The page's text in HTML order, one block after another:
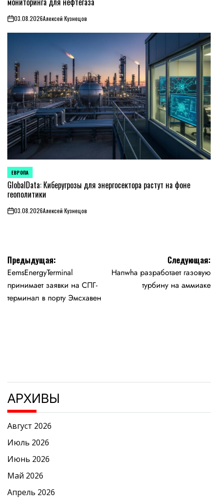
on03.08.2026Алексей Кузнецов
ОПУБЛИКОВАНО
В
ЕВРОПА
GlobalData: Киберугрозы для энергосектора растут на фоне
геополитики
on03.08.2026Алексей Кузнецов
Навигация
по
записям
Предыдущая:
EemsEnergyTerminal
принимает заявки на СПГ-
терминал в порту Эмсхавен
Следующая:
Hanwha разработает газовую
турбину на аммиаке
АРХИВЫ
Август 2026
Июль 2026
Июнь 2026
Май 2026
Апрель 2026